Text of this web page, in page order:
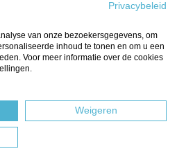
van Jefta? Richteren 11:29
2025 15:21 » in
weergeven
Ga naar
Privacybeleid
van onze bezoekersgegevens, om
inhoud te tonen en om u een
Voor meer informatie over de cookies
Weigeren